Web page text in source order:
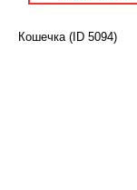
Кошечка (ID 5094)